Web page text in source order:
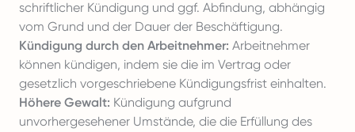
schriftlicher Kündigung und ggf. Abfindung, abhängig
vom Grund und der Dauer der Beschäftigung.
Kündigung durch den Arbeitnehmer: Arbeitnehmer
können kündigen, indem sie die im Vertrag oder
gesetzlich vorgeschriebene Kündigungsfrist einhalten.
Höhere Gewalt: Kündigung aufgrund
unvorhergesehener Umstände, die die Erfüllung des